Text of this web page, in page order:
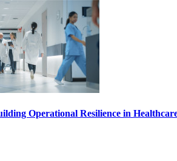
Operational Resilience in